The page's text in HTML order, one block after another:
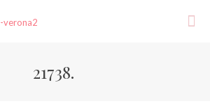
21738.